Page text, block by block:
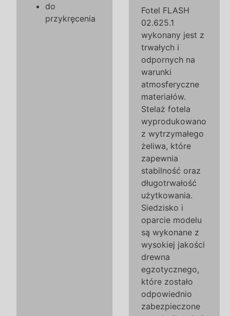
do
przykręcenia
Fotel FLASH
02.625.1
wykonany jest z
trwałych i
odpornych na
warunki
atmosferyczne
materiałów.
Stelaż fotela
wyprodukowano
z wytrzymałego
żeliwa, które
zapewnia
stabilność oraz
długotrwałość
użytkowania.
Siedzisko i
oparcie modelu
są wykonane z
wysokiej jakości
drewna
egzotycznego,
które zostało
odpowiednio
zabezpieczone